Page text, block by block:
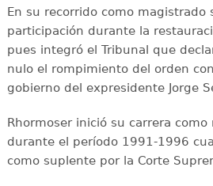
En su recorrido como magistrado
participación durante la
pues integró el Tribunal que
nulo el rompimiento del orden
gobierno del expresidente Jorge
Rhormoser inició su carrera como
durante el período 1991-1996
como suplente por la Corte